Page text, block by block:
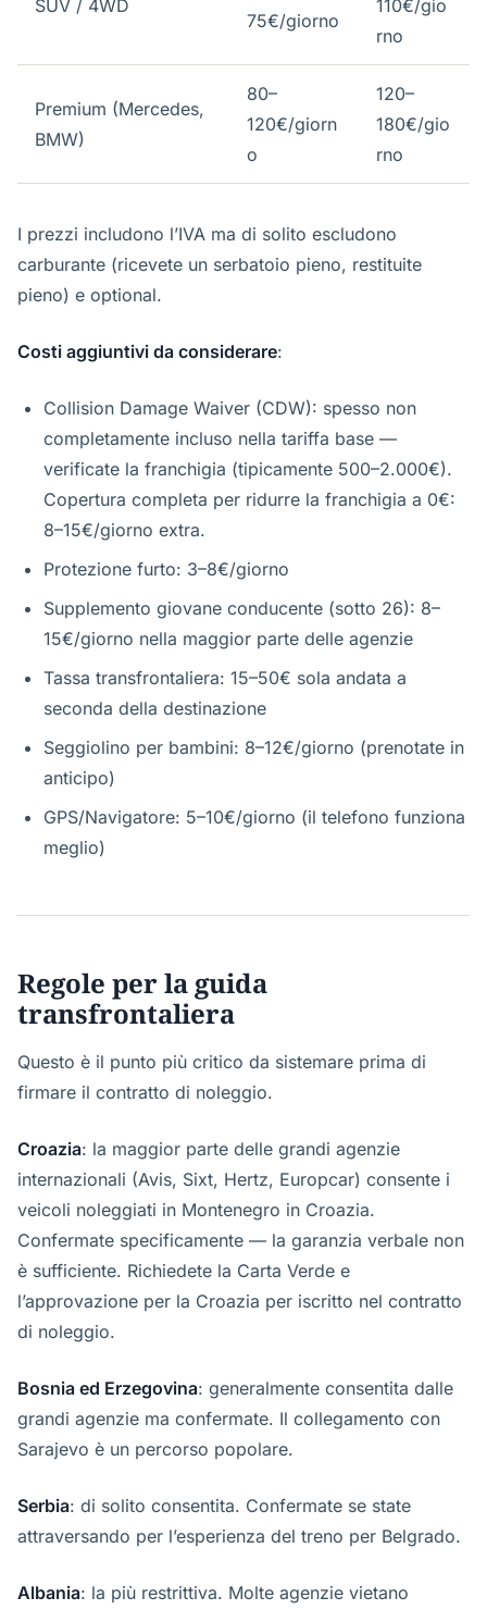
SUV / 4WD
75€/giorno
110€/gio
rno
Premium (Mercedes,
BMW)
80–
120€/giorn
o
120–
180€/gio
rno
I prezzi includono l’IVA ma di solito escludono
carburante (ricevete un serbatoio pieno, restituite
pieno) e optional.
Costi aggiuntivi da considerare:
Collision Damage Waiver (CDW): spesso non
completamente incluso nella tariffa base —
verificate la franchigia (tipicamente 500–2.000€).
Copertura completa per ridurre la franchigia a 0€:
8–15€/giorno extra.
Protezione furto: 3–8€/giorno
Supplemento giovane conducente (sotto 26): 8–
15€/giorno nella maggior parte delle agenzie
Tassa transfrontaliera: 15–50€ sola andata a
seconda della destinazione
Seggiolino per bambini: 8–12€/giorno (prenotate in
anticipo)
GPS/Navigatore: 5–10€/giorno (il telefono funziona
meglio)
Regole per la guida
transfrontaliera
Questo è il punto più critico da sistemare prima di
firmare il contratto di noleggio.
Croazia: la maggior parte delle grandi agenzie
internazionali (Avis, Sixt, Hertz, Europcar) consente i
veicoli noleggiati in Montenegro in Croazia.
Confermate specificamente — la garanzia verbale non
è sufficiente. Richiedete la Carta Verde e
l’approvazione per la Croazia per iscritto nel contratto
di noleggio.
Bosnia ed Erzegovina: generalmente consentita dalle
grandi agenzie ma confermate. Il collegamento con
Sarajevo è un percorso popolare.
Serbia: di solito consentita. Confermate se state
attraversando per l’esperienza del treno per Belgrado.
Albania: la più restrittiva. Molte agenzie vietano